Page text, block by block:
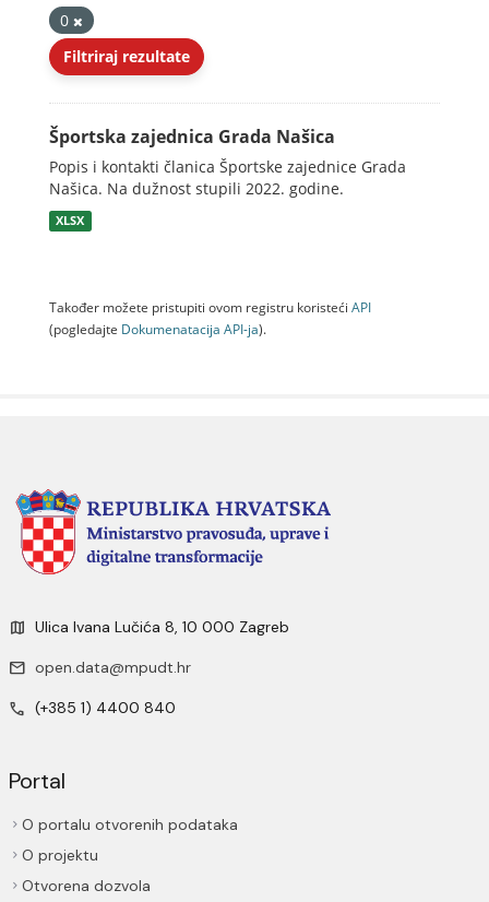
0
Filtriraj rezultate
Športska zajednica Grada Našica
Popis i kontakti članica Športske zajednice Grada
Našica. Na dužnost stupili 2022. godine.
XLSX
Također možete pristupiti ovom registru koristeći API
(pogledajte Dokumenаtаcijа API-jа).